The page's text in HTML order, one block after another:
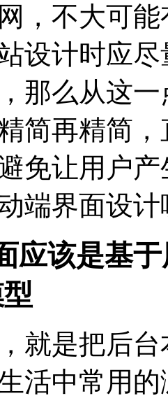
，不大可
设计时应
那么从这
简再精简
免让用户
端界面设计
应该是基
就是把后
活中常用